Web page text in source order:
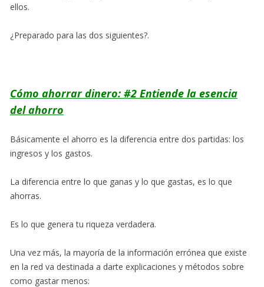
ellos.
¿Preparado para las dos siguientes?.
Cómo ahorrar dinero: #2 Entiende la esencia
del ahorro
Básicamente el ahorro es la diferencia entre dos partidas: los
ingresos y los gastos.
La diferencia entre lo que ganas y lo que gastas, es lo que
ahorras.
Es lo que genera tu riqueza verdadera.
Una vez más, la mayoría de la información errónea que existe
en la red va destinada a darte explicaciones y métodos sobre
como gastar menos: